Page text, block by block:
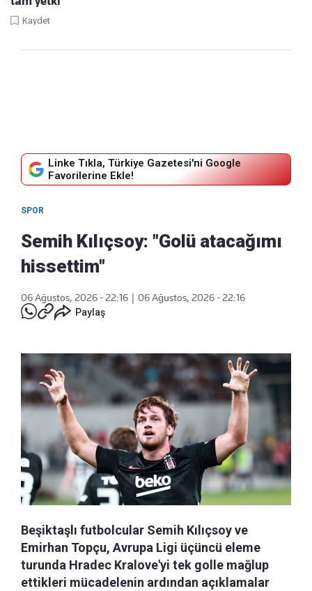
Kaydet
Linke Tıkla, Türkiye Gazetesi'ni Google
Favorilerine Ekle!
SPOR
Semih Kılıçsoy: "Golü atacağımı
hissettim"
06 Ağustos, 2026 - 22:16
06 Ağustos, 2026 - 22:16
Paylaş
Beşiktaşlı futbolcular Semih Kılıçsoy ve
Emirhan Topçu, Avrupa Ligi üçüncü eleme
turunda Hradec Kralove'yi tek golle mağlup
ettikleri mücadelenin ardından açıklamalar